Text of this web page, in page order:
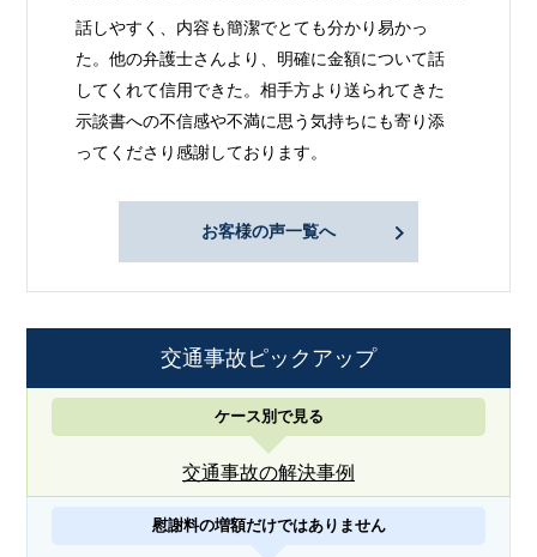
話しやすく、内容も簡潔でとても分かり易かっ
た。他の弁護士さんより、明確に金額について話
してくれて信用できた。相手方より送られてきた
示談書への不信感や不満に思う気持ちにも寄り添
ってくださり感謝しております。
お客様の声一覧へ
交通事故ピックアップ
ケース別で見る
交通事故の解決事例
慰謝料の増額だけではありません